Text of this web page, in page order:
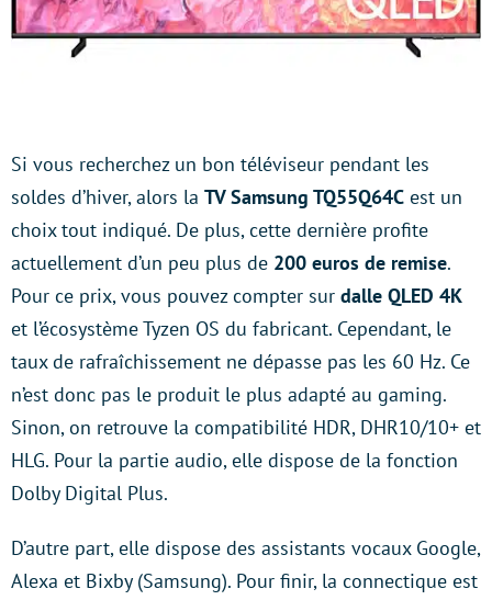
Si vous recherchez un bon téléviseur pendant les
soldes d’hiver, alors la TV Samsung TQ55Q64C est un
choix tout indiqué. De plus, cette dernière profite
actuellement d’un peu plus de 200 euros de remise.
Pour ce prix, vous pouvez compter sur dalle QLED 4K
et l’écosystème Tyzen OS du fabricant. Cependant, le
taux de rafraîchissement ne dépasse pas les 60 Hz. Ce
n’est donc pas le produit le plus adapté au gaming.
Sinon, on retrouve la compatibilité HDR, DHR10/10+ et
HLG. Pour la partie audio, elle dispose de la fonction
Dolby Digital Plus.
D’autre part, elle dispose des assistants vocaux Google,
Alexa et Bixby (Samsung). Pour finir, la connectique est